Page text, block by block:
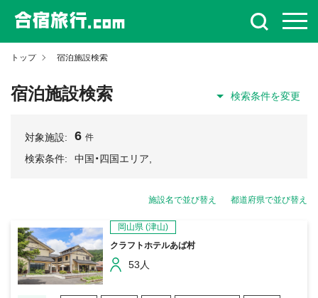
トップ 宿泊施設検索
宿泊施設検索 検索条件を変更
対象施設: 6 件
検索条件: 中国・四国エリア,
施設名で並び替え 都道府県で並び替え
岡山県 (津山)
クラフトホテルあば村
53人